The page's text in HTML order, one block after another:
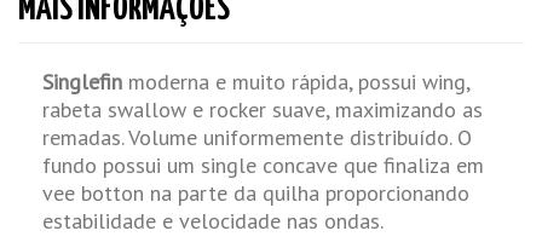
MAIS INFORMAÇÕES
Singlefin moderna e muito rápida, possui wing,
rabeta swallow e rocker suave, maximizando as
remadas. Volume uniformemente distribuído. O
fundo possui um single concave que finaliza em
vee botton na parte da quilha proporcionando
estabilidade e velocidade nas ondas.